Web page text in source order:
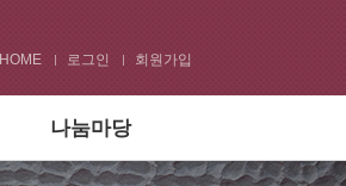
HOME 로그인 회원가입
나눔마당